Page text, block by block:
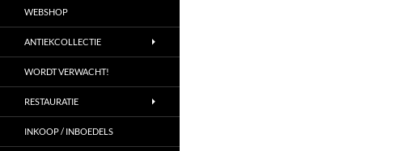
WEBSHOP
ANTIEKCOLLECTIE
WORDT VERWACHT!
RESTAURATIE
INKOOP / INBOEDELS